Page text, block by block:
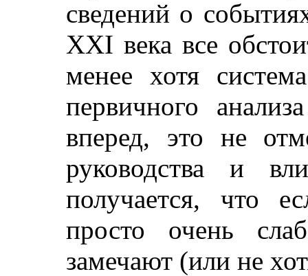
сведений о
XXI века все
менее хотя
первичного
вперед, это не
руководства и
получается, что
просто очень
замечают (или не